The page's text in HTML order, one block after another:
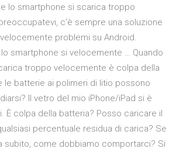
lo smartphone si scarica troppo
c'è sempre una soluzione
problemi su Android.
smartphone si velocemente … Quando
troppo velocemente è colpa della
le batterie ai polimeri di litio possono
Il vetro del mio iPhone/iPad si è
È colpa della batteria? Posso caricare il
percentuale residua di carica? Se
subito, come dobbiamo comportarci? Si